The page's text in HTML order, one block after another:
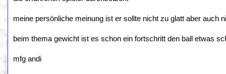
meine persönliche meinung ist er sollte nicht zu glatt aber auch
beim thema gewicht ist es schon ein fortschritt den ball etwas
mfg andi